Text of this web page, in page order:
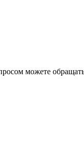
можете